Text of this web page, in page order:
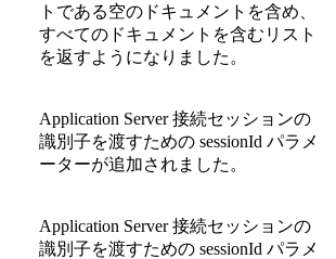
トである空のドキュメントを含め、
すべてのドキュメントを含むリスト
を返すようになりました。
Application Server 接続セッションの
識別子を渡すための sessionId パラメ
ーターが追加されました。
Application Server 接続セッションの
識別子を渡すための sessionId パラメ